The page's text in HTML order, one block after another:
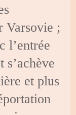
Varsovie ;
l’entrée
s’achève
et plus